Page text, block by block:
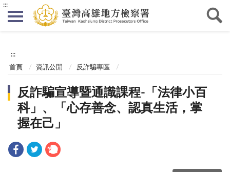
:::
:::
首頁 資訊公開 反詐騙專區
反詐騙宣導暨通識課程-「法律小百
科」、「心存善念、認真生活，掌
握在己」